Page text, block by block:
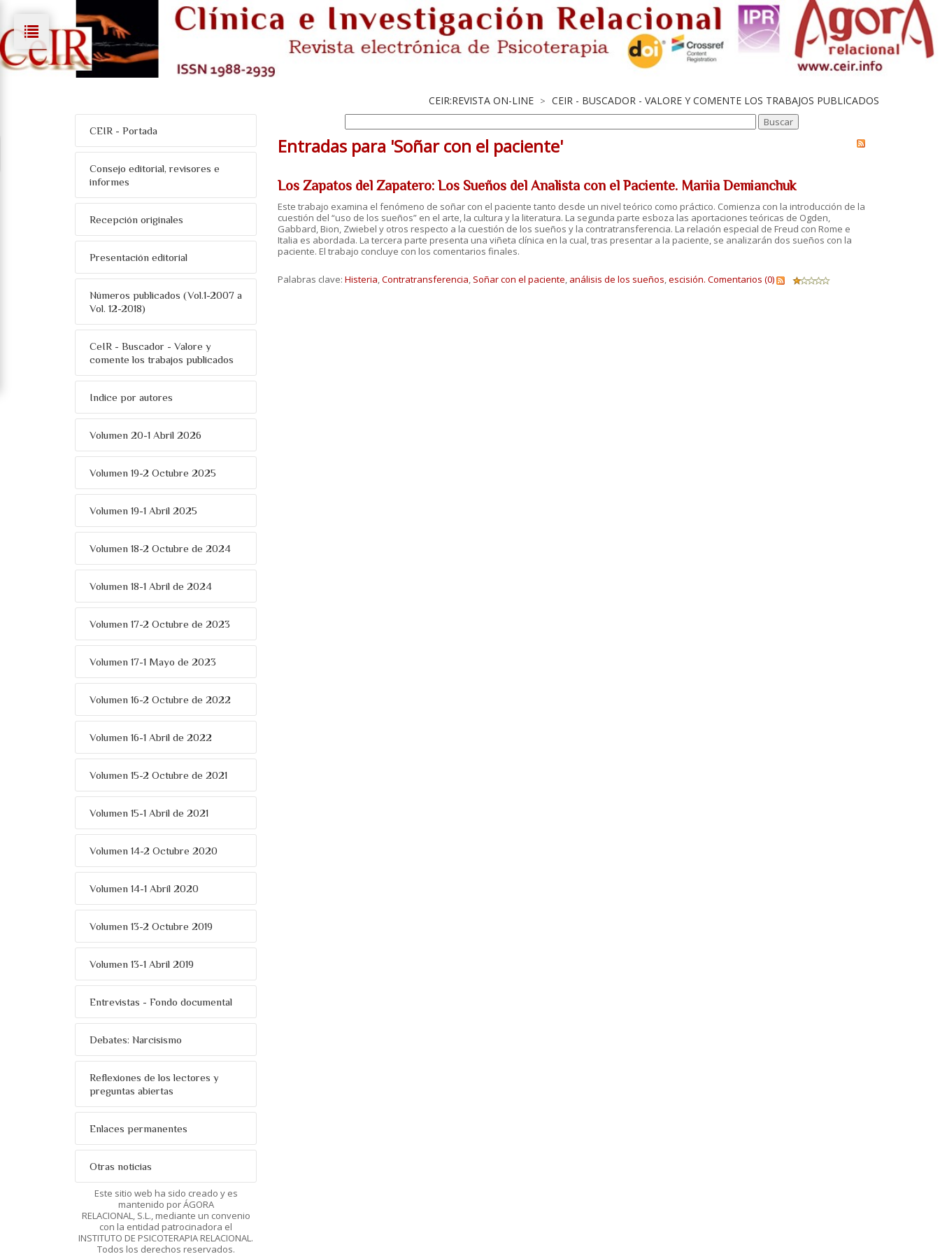
CEIR:REVISTA ON-LINE > CEIR - BUSCADOR - VALORE Y COMENTE LOS TRABAJOS PUBLICADOS
CEIR - Portada
Consejo editorial, revisores e
informes
Recepción originales
Presentación editorial
Números publicados (Vol.1-2007 a
Vol. 12-2018)
CeIR - Buscador - Valore y
comente los trabajos publicados
Indice por autores
Volumen 20-1 Abril 2026
Volumen 19-2 Octubre 2025
Volumen 19-1 Abril 2025
Volumen 18-2 Octubre de 2024
Volumen 18-1 Abril de 2024
Volumen 17-2 Octubre de 2023
Volumen 17-1 Mayo de 2023
Volumen 16-2 Octubre de 2022
Volumen 16-1 Abril de 2022
Volumen 15-2 Octubre de 2021
Volumen 15-1 Abril de 2021
Volumen 14-2 Octubre 2020
Volumen 14-1 Abril 2020
Volumen 13-2 Octubre 2019
Volumen 13-1 Abril 2019
Entrevistas - Fondo documental
Debates: Narcisismo
Reflexiones de los lectores y
preguntas abiertas
Enlaces permanentes
Otras noticias
Este sitio web ha sido creado y es
mantenido por ÁGORA
RELACIONAL, S.L., mediante un convenio
con la entidad patrocinadora el
INSTITUTO DE PSICOTERAPIA RELACIONAL.
Todos los derechos reservados.
Entradas para 'Soñar con el paciente'
Los Zapatos del Zapatero: Los Sueños del Analista con el Paciente. Mariia Demianchuk
Este trabajo examina el fenómeno de soñar con el paciente tanto desde un nivel teórico como práctico. Comienza con la introducción de la
cuestión del “uso de los sueños” en el arte, la cultura y la literatura. La segunda parte esboza las aportaciones teóricas de Ogden,
Gabbard, Bion, Zwiebel y otros respecto a la cuestión de los sueños y la contratransferencia. La relación especial de Freud con Rome e
Italia es abordada. La tercera parte presenta una viñeta clínica en la cual, tras presentar a la paciente, se analizarán dos sueños con la
paciente. El trabajo concluye con los comentarios finales.
Palabras clave: Histeria,Contratransferencia, Soñar con el paciente, análisis de los sueños,escisión. Comentarios (0)